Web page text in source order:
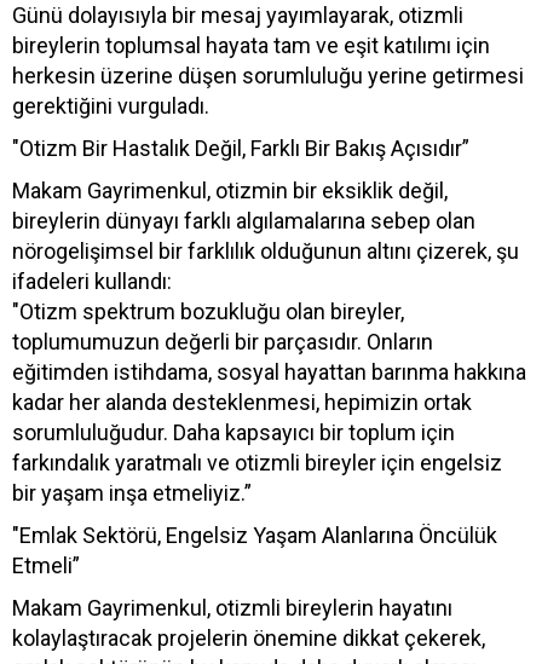
Günü dolayısıyla bir mesaj yayımlayarak, otizmli
bireylerin toplumsal hayata tam ve eşit katılımı için
herkesin üzerine düşen sorumluluğu yerine getirmesi
gerektiğini vurguladı.
"Otizm Bir Hastalık Değil, Farklı Bir Bakış Açısıdır”
Makam Gayrimenkul, otizmin bir eksiklik değil,
bireylerin dünyayı farklı algılamalarına sebep olan
nörogelişimsel bir farklılık olduğunun altını çizerek, şu
ifadeleri kullandı:
"Otizm spektrum bozukluğu olan bireyler,
toplumumuzun değerli bir parçasıdır. Onların
eğitimden istihdama, sosyal hayattan barınma hakkına
kadar her alanda desteklenmesi, hepimizin ortak
sorumluluğudur. Daha kapsayıcı bir toplum için
farkındalık yaratmalı ve otizmli bireyler için engelsiz
bir yaşam inşa etmeliyiz.”
"Emlak Sektörü, Engelsiz Yaşam Alanlarına Öncülük
Etmeli”
Makam Gayrimenkul, otizmli bireylerin hayatını
kolaylaştıracak projelerin önemine dikkat çekerek,